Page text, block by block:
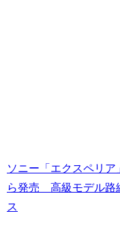
ソニー「エクスペリ
ら発売 高級モデル路
ス